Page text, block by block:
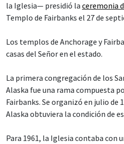
la Iglesia— presidió la ceremonia
Templo de Fairbanks el 27 de
Los templos de Anchorage y
casas del Señor en el estado.
La primera congregación de los
Alaska fue una rama compuesta
Fairbanks. Se organizó en julio de
Alaska obtuviera la condición de
Para 1961, la Iglesia contaba con